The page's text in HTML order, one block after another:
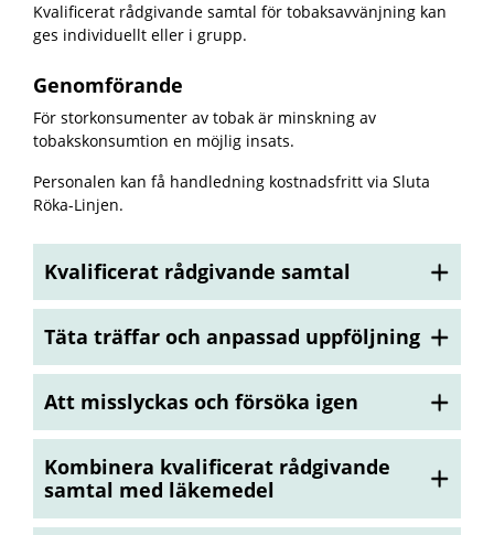
Kvalificerat rådgivande samtal för tobaksavvänjning kan
ges individuellt eller i grupp.
Genomförande
För storkonsumenter av tobak är minskning av
tobakskonsumtion en möjlig insats.
Personalen kan få handledning kostnadsfritt via Sluta
Röka-Linjen.
Kvalificerat rådgivande samtal
Täta träffar och anpassad uppföljning
Att misslyckas och försöka igen
Kombinera kvalificerat rådgivande
samtal med läkemedel